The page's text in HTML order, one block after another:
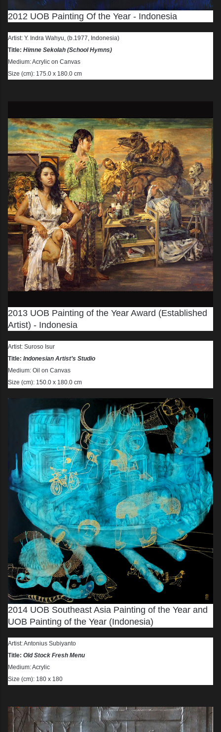
2012 UOB Painting Of the Year - Indonesia
Artist: Y. Indra Wahyu, (b.1977, Indonesia)
Title: Himne Sekolah (School Hymns)
Medium: Acrylic on Canvas
Size (cm): 175.0 x 180.0 cm
2013 UOB Painting of the Year Award (Established
Artist) - Indonesia
Artist: Suroso Isur
Title: Indonesian Artist’s Studio
Medium: Oil on Canvas
Size (cm): 150.0 x 180.0 cm
2014 UOB Southeast Asia Painting of the Year and
UOB Painting of the Year (Indonesia)
Artist: Antonius Subiyanto
Title: Old Stock Fresh Menu
Medium: Acrylic
Size (cm): 180 x 180